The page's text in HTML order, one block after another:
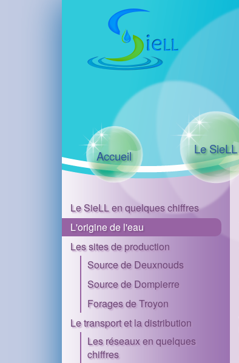
Accueil Le SieLL
Le SieLL en quelques chiffres
L'origine de l'eau
Les sites de production
Source de Deuxnouds
Source de Dompierre
Forages de Troyon
Le transport et la distribution
Les réseaux en quelques
chiffres